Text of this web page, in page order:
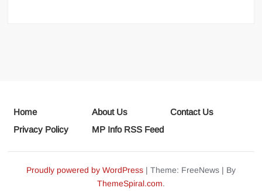
Home About Us
Contact Us
Privacy Policy
MP Info RSS Feed
Proudly powered by WordPress | Theme: FreeNews | By
ThemeSpiral.com.